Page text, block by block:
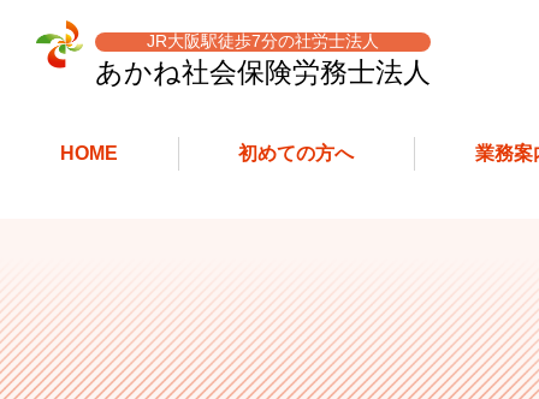
JR大阪駅徒歩7分の社労士法人
あかね社会保険労務士法人
HOME 初めての方へ 業務案